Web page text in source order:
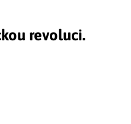
revoluci.